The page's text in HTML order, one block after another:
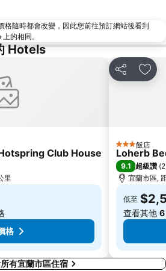
石牌捷運站
台北市政府
宜蘭傳統藝術中心
大安區
松山區
格隨時都會改變，因此您前往預訂網站後看到
的相同。
Hotels
Club House
里
格
分享 加入
3 星級飯店
Loherb
9.1 超級讚 (
宜蘭市區,
低至
查看其他 6
有宜蘭市區住宿